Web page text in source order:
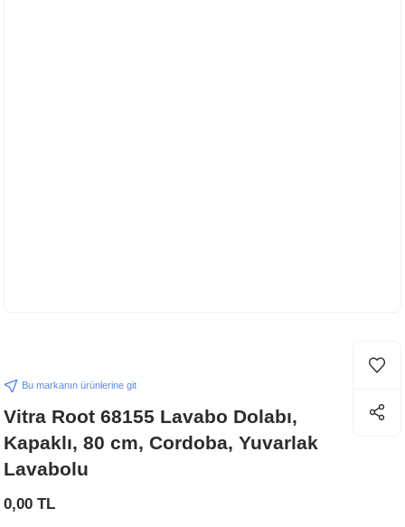
Bu markanın ürünlerine git
Vitra Root 68155 Lavabo Dolabı,
Kapaklı, 80 cm, Cordoba, Yuvarlak
Lavabolu
0,00 TL